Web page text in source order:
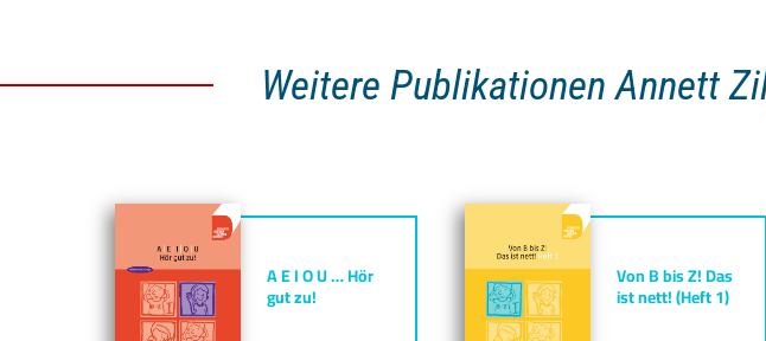
Weitere Publikationen Annett
A E I O U … Hör
gut zu!
Von B bis Z! Das
ist nett! (Heft 1)